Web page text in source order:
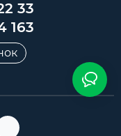
33
163